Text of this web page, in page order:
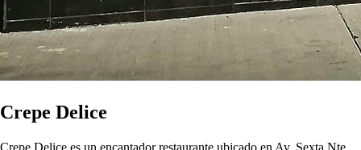
Crepe Delice
Crepe Delice es un encantador restaurante ubicado en Av. Sexta Nte.